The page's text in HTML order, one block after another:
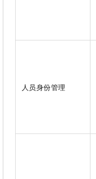
人员身份管理